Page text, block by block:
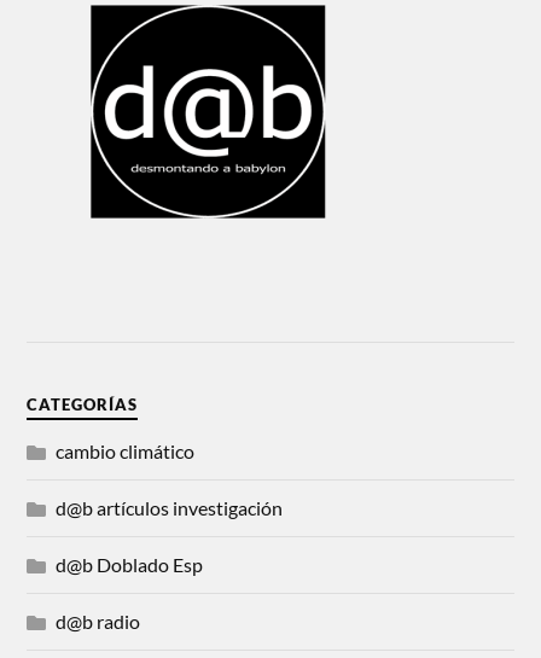
CATEGORÍAS
cambio climático
d@b artículos investigación
d@b Doblado Esp
d@b radio